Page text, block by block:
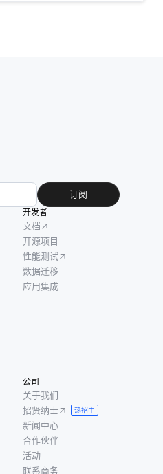
订阅
开发者
文档
开源项目
性能测试
数据迁移
应用集成
公司
关于我们
招贤纳士
热招中
新闻中心
合作伙伴
活动
联系商务